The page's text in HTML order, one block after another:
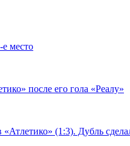
место
после его гола «Реалу»
(1:3). Дубль